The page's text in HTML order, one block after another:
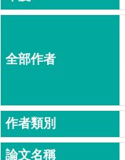
本
介
所
成
員